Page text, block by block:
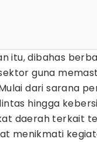
itu, dibahas
guna
dari sarana
hingga
daerah terkait
menikmati